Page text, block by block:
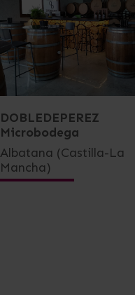
DOBLEDEPEREZ
Microbodega
Albatana (Castilla-La
Mancha)